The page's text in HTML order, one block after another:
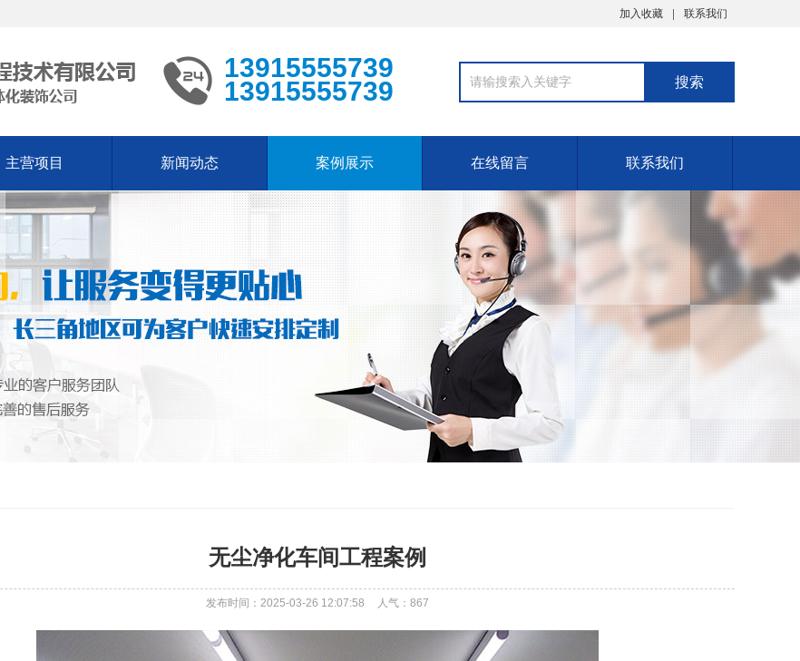
加入收藏 联系我们
13915555739
13915555739
主营项目 新闻动态 案例展示 在线留言 联系我们
无尘净化车间工程案例
发布时间：2025-03-26 12:07:58 人气： 867